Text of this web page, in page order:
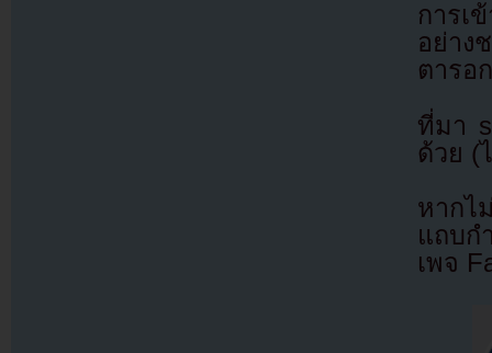
การเ
อย่าง
ตารอ
ที่มา
ด้วย (
หากไ
แถบก
เพจ